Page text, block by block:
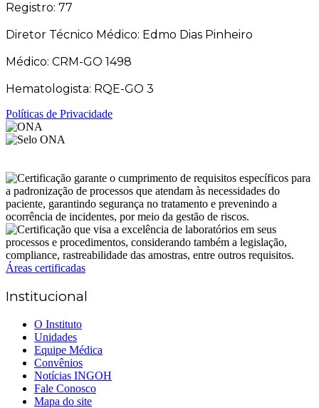
Registro: 77
Diretor Técnico Médico: Edmo Dias Pinheiro
Médico: CRM-GO 1498
Hematologista: RQE-GO 3
Políticas de Privacidade
Áreas certificadas
Institucional
O Instituto
Unidades
Equipe Médica
Convênios
Notícias INGOH
Fale Conosco
Mapa do site